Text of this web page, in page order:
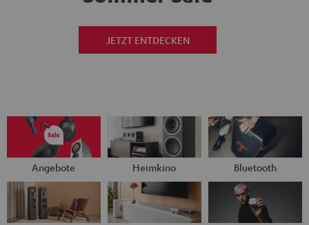
JETZT ENTDECKEN
Angebote Heimkino Bluetooth